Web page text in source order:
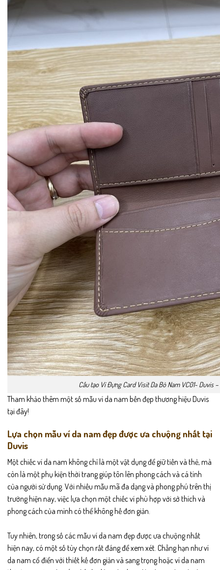
Cấu tạo Ví Đựng Card Visit Da Bò Nam VC01- Duvis –
Tham khảo thêm một số mẫu ví da nam bền đẹp thương hiệu Duvis
tại đây!
Lựa chọn mẫu ví da nam đẹp được ưa chuộng nhất tại
Duvis
Một chiếc ví da nam không chỉ là một vật dụng để giữ tiền và thẻ, mà
còn là một phụ kiện thời trang giúp tôn lên phong cách và cá tính
của người sử dụng. Với nhiều mẫu mã đa dạng và phong phú trên thị
trường hiện nay, việc lựa chọn một chiếc ví phù hợp với sở thích và
phong cách của mình có thể không hề đơn giản.
Tuy nhiên, trong số các mẫu ví da nam đẹp được ưa chuộng nhất
hiện nay, có một số tùy chọn rất đáng để xem xét. Chẳng hạn như ví
da nam cổ điển với thiết kế đơn giản và sang trọng hoặc ví da nam